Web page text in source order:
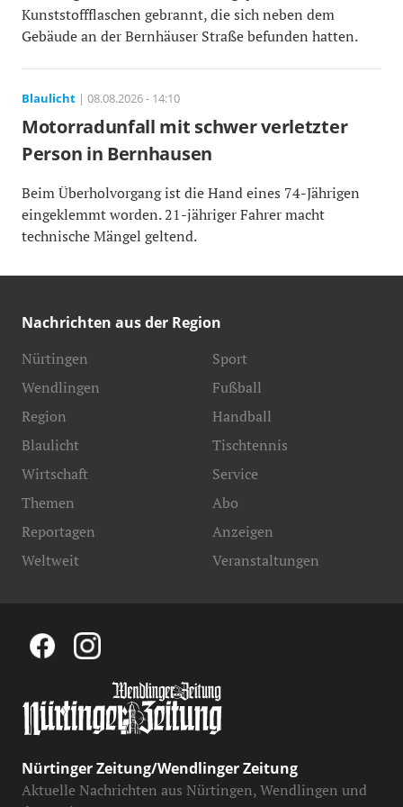
Kunststoffflaschen gebrannt, die sich neben dem
Gebäude an der Bernhäuser Straße befunden hatten.
Blaulicht | 08.08.2026 - 14:10
Motorradunfall mit schwer verletzter
Person in Bernhausen
Beim Überholvorgang ist die Hand eines 74-Jährigen
eingeklemmt worden. 21-jähriger Fahrer macht
technische Mängel geltend.
Nachrichten aus der Region
Nürtingen
Wendlingen
Region
Blaulicht
Sport
Fußball
Handball
Tischtennis
Wirtschaft
Themen
Reportagen
Weltweit
Service
Abo
Anzeigen
Veranstaltungen
Nürtinger Zeitung/Wendlinger Zeitung
Aktuelle Nachrichten aus Nürtingen, Wendlingen und